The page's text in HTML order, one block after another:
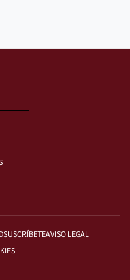
SUSCRÍBETEAVISO LEGAL